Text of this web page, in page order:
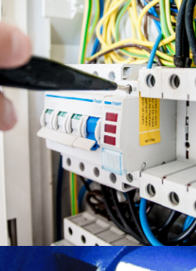
PRZEGLĄD
INFRASTRUKTURY
ELEKTRYCZNEJ
CZYTAJ WIĘCEJ